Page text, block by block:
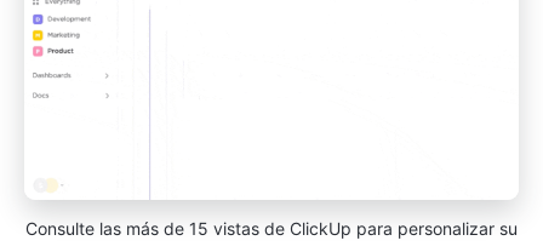
Consulte las más de 15 vistas de ClickUp para personalizar su